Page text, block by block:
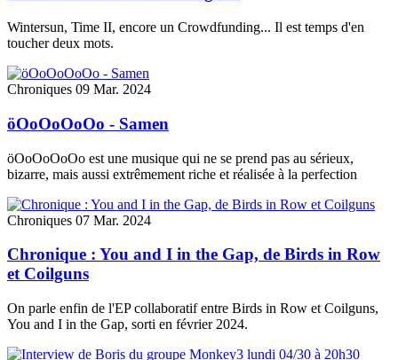
Wintersun, Time II, encore un Crowdfunding... Il est temps d'en
toucher deux mots.
Chroniques 09 Mar. 2024
öOoOoOoOo - Samen
öOoOoOoOo est une musique qui ne se prend pas au sérieux,
bizarre, mais aussi extrêmement riche et réalisée à la perfection
Chroniques 07 Mar. 2024
Chronique : You and I in the Gap, de Birds in Row
et Coilguns
On parle enfin de l'EP collaboratif entre Birds in Row et Coilguns,
You and I in the Gap, sorti en février 2024.